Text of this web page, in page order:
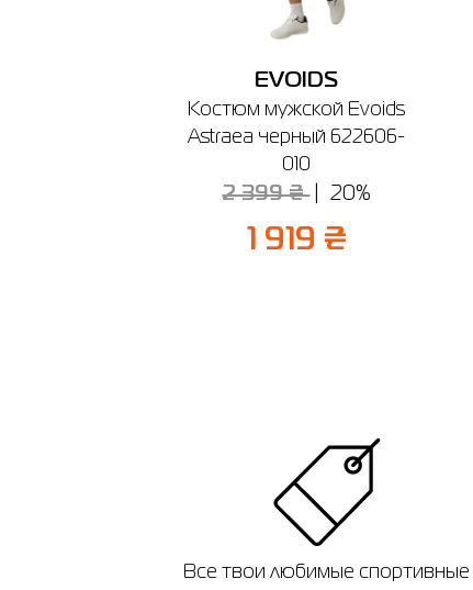
EVOIDS
Костюм мужской Evoids
Astraea черный 622606-
010
2 399 ₴ 20%
1 919 ₴
Все твои любимые спортивные